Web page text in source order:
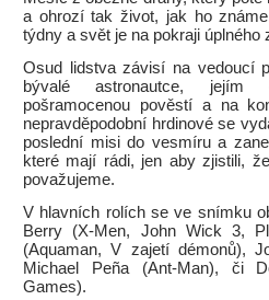
a ohrozí tak život, jak ho
týdny a svět je na pokraji úplného
Osud lidstva závisí na vedoucí
bývalé astronautce, jejím
pošramocenou pověstí a na
nepravděpodobní hrdinové se
poslední misi do vesmíru a
které mají rádi, jen aby zjistili,
považujeme.
V hlavních rolích se ve snímku
Berry (X-Men, John Wick 3,
(Aquaman, V zajetí démonů),
Michael Peña (Ant-Man), či
Games).